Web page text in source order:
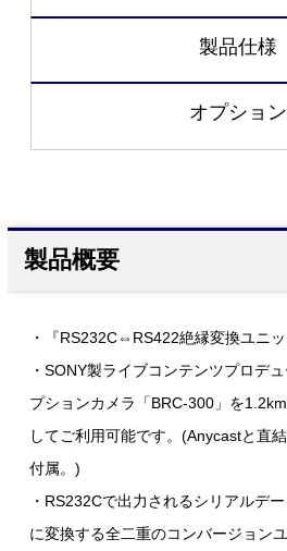
製品仕様
オプション
製品概要
・『RS232C⇔RS422絶縁変換ユニッ
・SONY製ライブコンテンツプロデ
プションカメラ「BRC-300」を
してご利用可能です。(Anycastと直
付属。)
・RS232Cで出力されるシリアルデ
に変換する全二重のコンバージョンユ